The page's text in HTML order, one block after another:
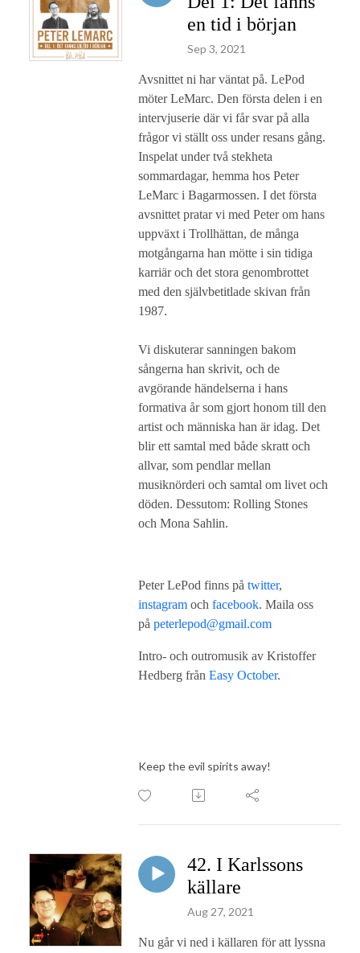
en tid i början
Sep 3, 2021
Avsnittet ni har väntat på. LePod
möter LeMarc. Den första delen i en
intervjuserie där vi får svar på alla
frågor vi ställt oss under resans gång.
Inspelat under två stekheta
sommardagar, hemma hos Peter
LeMarc i Bagarmossen. I det första
avsnittet pratar vi med Peter om hans
uppväxt i Trollhättan, de många
motgångarna han mötte i sin tidiga
karriär och det stora genombrottet
med den självbetitlade skivan från
1987.
Vi diskuterar sanningen bakom
sångerna han skrivit, och de
avgörande händelserna i hans
formativa år som gjort honom till den
artist och människa han är idag. Det
blir ett samtal med både skratt och
allvar, som pendlar mellan
musiknörderi och samtal om livet och
döden. Dessutom: Rolling Stones
och Mona Sahlin.
Peter LePod finns på twitter,
instagram och facebook. Maila oss
på peterlepod@gmail.com
Intro- och outromusik av Kristoffer
Hedberg från Easy October.
Keep the evil spirits away!
42. I Karlssons
källare
Aug 27, 2021
Nu går vi ned i källaren för att lyssna